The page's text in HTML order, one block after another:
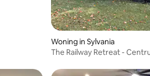
Woning in Sylvania
The Railway Retreat -